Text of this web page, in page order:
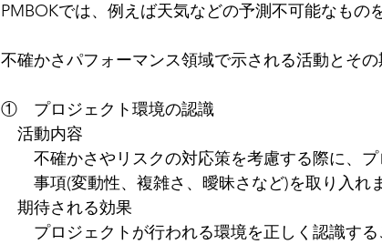
PMBOKでは、例えば天気などの予測不可能なもの
不確かさパフォーマンス領域で示される活動とその
①　プロジェクト環境の認識
活動内容
不確かさやリスクの対応策を考慮する際に、プ
事項(変動性、複雑さ、曖昧さなど)を取り入れま
期待される効果
プロジェクトが行われる環境を正しく認識する